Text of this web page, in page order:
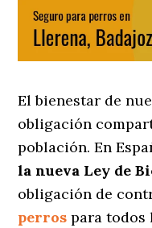
El bienestar de
obligación
población. En
la nueva Ley de
obligación de
perros para todos